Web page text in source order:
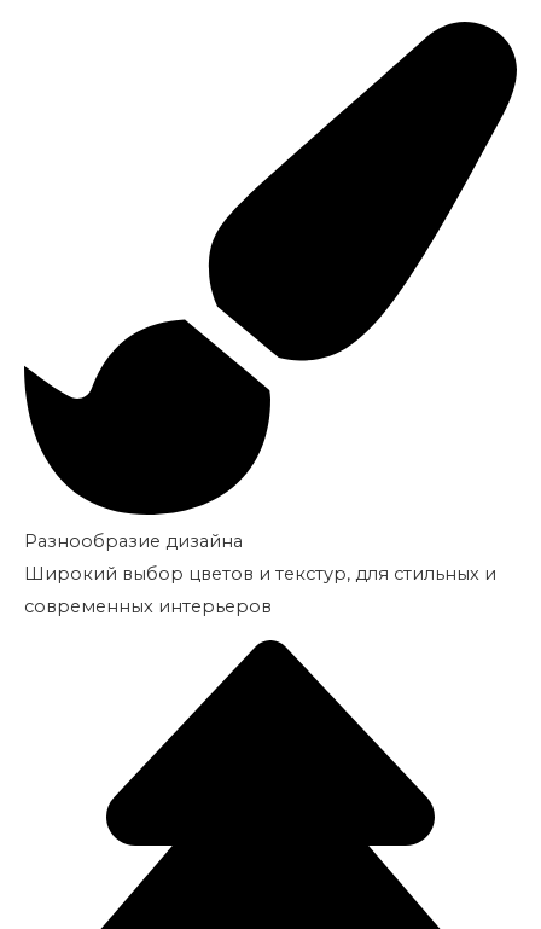
Разнообразие дизайна
Широкий выбор цветов и текстур, для стильных и
современных интерьеров